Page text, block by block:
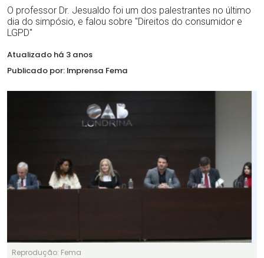
O professor Dr. Jesualdo foi um dos palestrantes no último
dia do simpósio, e falou sobre "Direitos do consumidor e
LGPD"
Atualizado há 3 anos
Publicado por: Imprensa Fema
Reprodução: Fema